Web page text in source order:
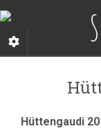
Hüttengaudi